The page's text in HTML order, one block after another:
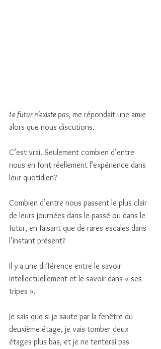
Le futur n’existe pas, me répondait une amie
alors que nous discutions.
C’est vrai. Seulement combien d’entre
nous en font réellement l’expérience dans
leur quotidien?
Combien d’entre nous passent le plus clair
de leurs journées dans le passé ou dans le
futur, en faisant que de rares escales dans
l’instant présent?
Il y a une différence entre le savoir
intellectuellement et le savoir dans « ses
tripes ».
Je sais que si je saute par la fenêtre du
deuxième étage, je vais tomber deux
étages plus bas, et je ne tenterai pas